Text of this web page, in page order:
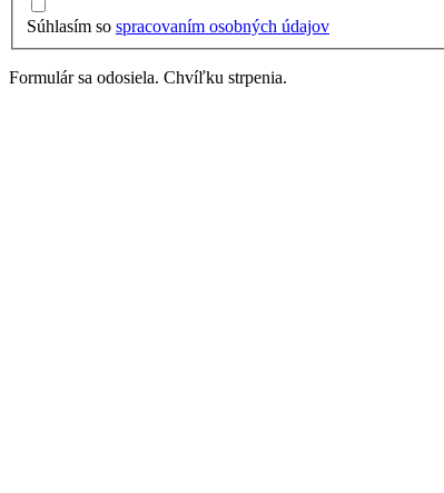
Súhlasím so spracovaním osobných údajov
Formulár sa odosiela. Chvíľku strpenia.